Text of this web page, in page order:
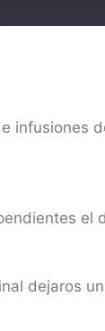
infusiones
el
dejaros